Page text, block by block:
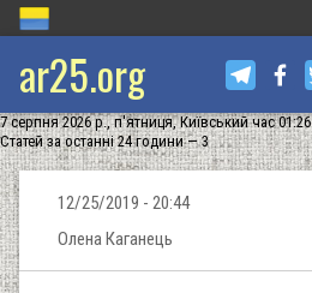
ar25.org
7 серпня 2026 р., п'ятниця, Київський час 01:26
Статей за останні 24 години — 3
12/25/2019 - 20:44
Олена Каганець